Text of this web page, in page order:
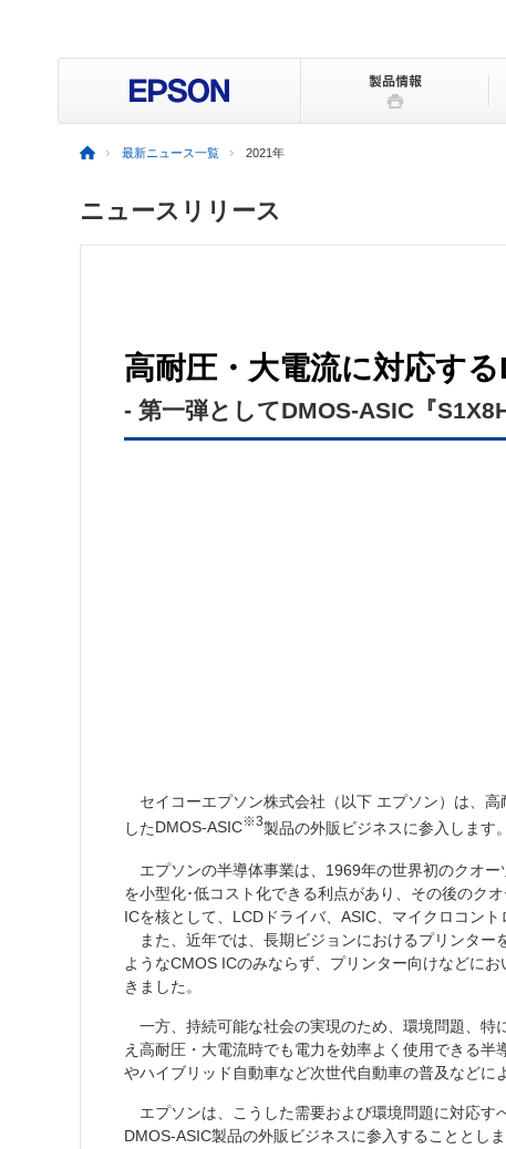
最新ニュース一覧 2021年
ニュースリリース
高耐圧・大電流に対応す
- 第一弾としてDMOS-ASIC『
セイコーエプソン株式会社（以下 エプソン）は、
したDMOS-ASIC※3製品の外販ビジネスに参入します
エプソンの半導体事業は、1969年の世界初のクオー
を小型化･低コスト化できる利点があり、その後のク
ICを核として、LCDドライバ、ASIC、マイクロコン
また、近年では、長期ビジョンにおけるプリンタ
ようなCMOS ICのみならず、プリンター向けなどに
きました。
一方、持続可能な社会の実現のため、環境問題、
え高耐圧・大電流時でも電力を効率よく使用できる
やハイブリッド自動車など次世代自動車の普及などに
エプソンは、こうした需要および環境問題に対応
DMOS-ASIC製品の外販ビジネスに参入することとしま